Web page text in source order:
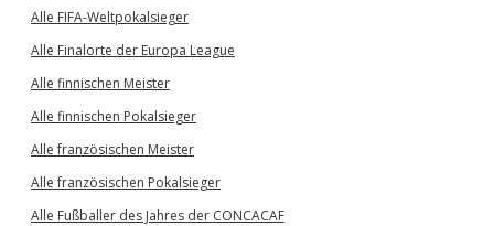
Alle FIFA-Weltpokalsieger
Alle Finalorte der Europa League
Alle finnischen Meister
Alle finnischen Pokalsieger
Alle französischen Meister
Alle französischen Pokalsieger
Alle Fußballer des Jahres der CONCACAF